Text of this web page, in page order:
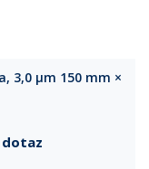
3,0 µm 150 mm ×
dotaz